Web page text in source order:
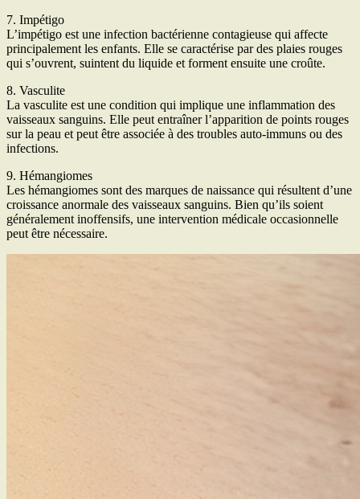
7. Impétigo
L’impétigo est une infection bactérienne contagieuse qui affecte
principalement les enfants. Elle se caractérise par des plaies rouges
qui s’ouvrent, suintent du liquide et forment ensuite une croûte.
8. Vasculite
La vasculite est une condition qui implique une inflammation des
vaisseaux sanguins. Elle peut entraîner l’apparition de points rouges
sur la peau et peut être associée à des troubles auto-immuns ou des
infections.
9. Hémangiomes
Les hémangiomes sont des marques de naissance qui résultent d’une
croissance anormale des vaisseaux sanguins. Bien qu’ils soient
généralement inoffensifs, une intervention médicale occasionnelle
peut être nécessaire.